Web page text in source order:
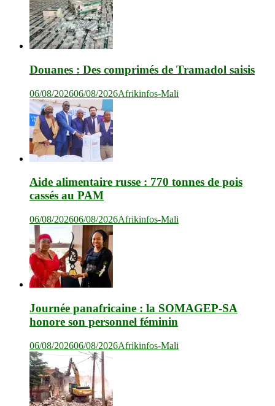
Douanes : Des comprimés de Tramadol saisis
06/08/202606/08/2026Afrikinfos-Mali
Aide alimentaire russe : 770 tonnes de pois
cassés au PAM
06/08/202606/08/2026Afrikinfos-Mali
Journée panafricaine : la SOMAGEP-SA
honore son personnel féminin
06/08/202606/08/2026Afrikinfos-Mali